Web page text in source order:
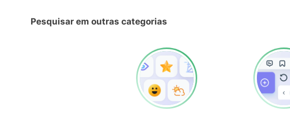
Pesquisar em outras categorias